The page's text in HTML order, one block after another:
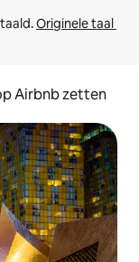
Originele taal
Airbnb zetten